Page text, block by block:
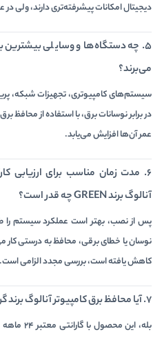
دیجیتال امکانات پیشرفته‌تری دارند، ولی در
5. چه دستگاه‌ها و وسایلی بیشترین
می‌برند؟
سیستم‌های کامپیوتری، تجهیزات شبکه،
عمر آن‌ها افزایش می‌یابد.
آنالوگ برند GREEN چه قدر است؟
پس از نصب، بهتر است عملکرد سیستم را
نوسان یا خطای برقی، محافظ به درستی
کاهش یافته است، بررسی مجدد الزامی است.
7. آیا محافظ برق کامپیوتر آنالوگ برند گرین دارای گارانتی معتبر است؟
بله،